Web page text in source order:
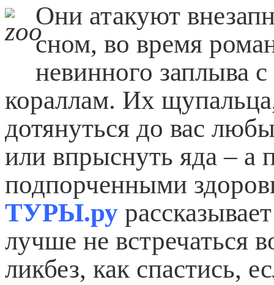
Они атакуют
сном, во время
невинного заплыва
кораллам. Их
дотянуться до вас
или впрыснуть яда – а
подпорченными
ТУРЫ.ру
лучше не встречаться
ликбез, как спастись,